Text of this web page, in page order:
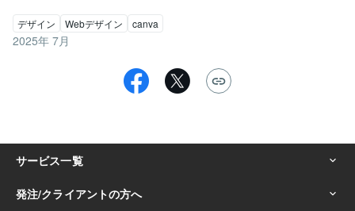
デザイン Webデザイン canva
2025年 7月